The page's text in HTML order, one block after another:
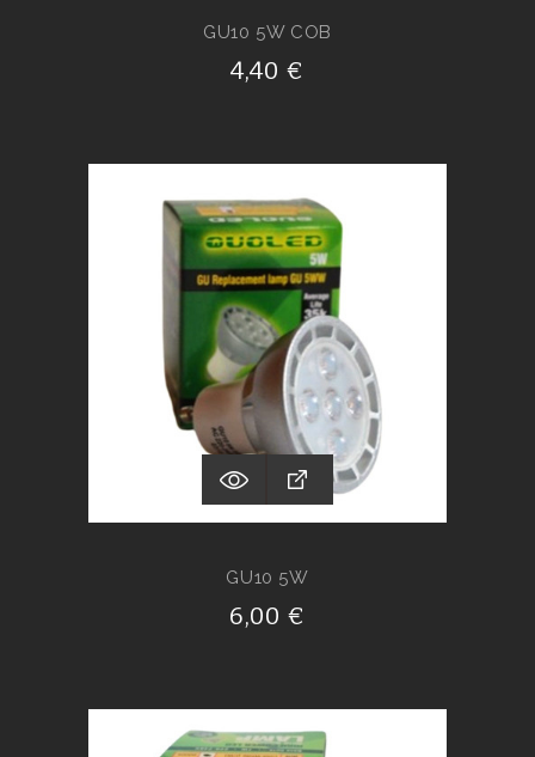
GU10 5W COB
4,40 €
GU10 5W
6,00 €